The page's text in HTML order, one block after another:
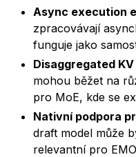
Async execution
zpracovávají
funguje jako
Disaggregated
mohou běžet na
pro MoE, kde se
Nativní podpora
draft model může
relevantní pro